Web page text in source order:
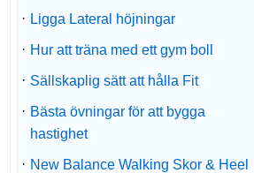
· Ligga Lateral höjningar
· Hur att träna med ett gym boll
· Sällskaplig sätt att hålla Fit
· Bästa övningar för att bygga
hastighet
· New Balance Walking Skor & Heel